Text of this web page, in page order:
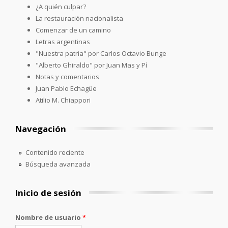
¿A quién culpar?
La restauración nacionalista
Comenzar de un camino
Letras argentinas
"Nuestra patria" por Carlos Octavio Bunge
"Alberto Ghiraldo" por Juan Mas y Pí
Notas y comentarios
Juan Pablo Echagüe
Atilio M. Chiappori
Navegación
Contenido reciente
Búsqueda avanzada
Inicio de sesión
Nombre de usuario *